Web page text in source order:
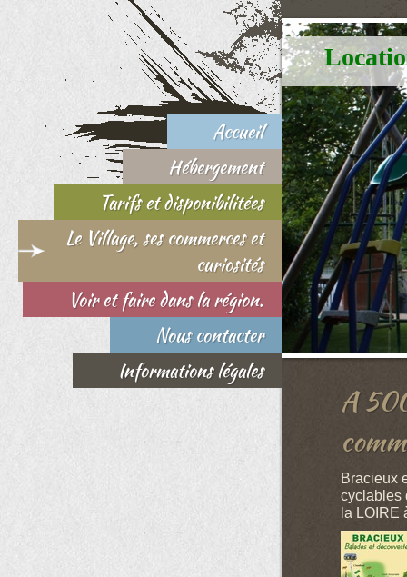
Accueil
Hébergement
Tarifs et disponibilitées
Le Village, ses commerces et
curiosités
Voir et faire dans la région.
Nous contacter
Informations légales
A
Bracieux
cyclables
la LOIRE